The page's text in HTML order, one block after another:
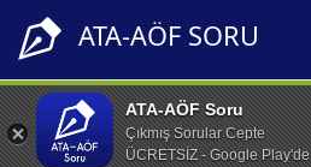
ATA-AÖF SORU
ATA-AÖF Soru
Çıkmış Sorular Cepte
ÜCRETSİZ - Google Play'de